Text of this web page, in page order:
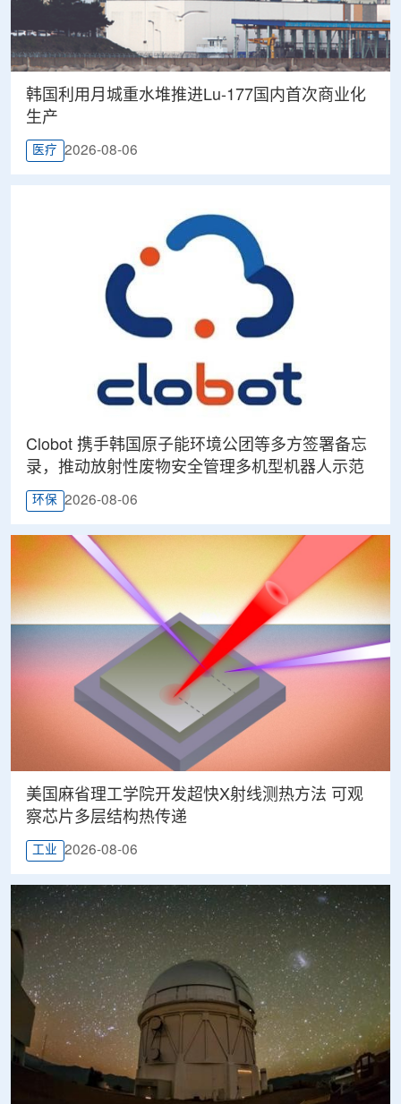
韩国利用月城重水堆推进Lu-177国内首次商业化
生产
医疗 2026-08-06
Clobot 携手韩国原子能环境公团等多方签署备忘
录，推动放射性废物安全管理多机型机器人示范
环保 2026-08-06
美国麻省理工学院开发超快X射线测热方法 可观
察芯片多层结构热传递
工业 2026-08-06